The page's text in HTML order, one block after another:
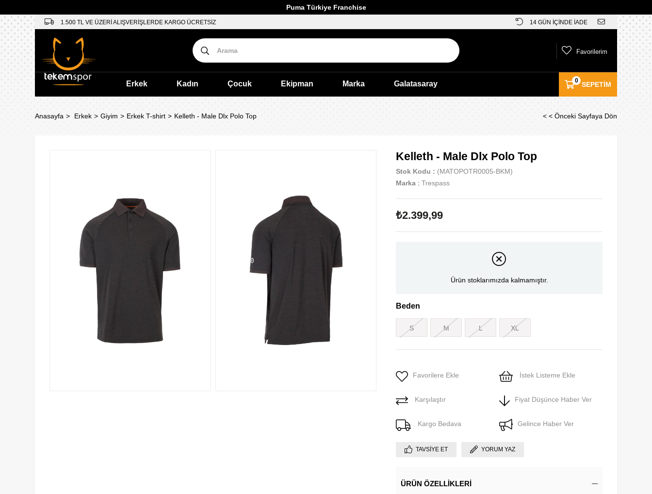
Puma Türkiye Franchise
1.500 TL VE ÜZERİ ALIŞVERİŞLERDE KARGO ÜCRETSİZ 14 GÜN İÇİNDE İADE
SEPETIM
0
Favorilerim
Erkek Kadın Çocuk Ekipman Marka Galatasaray
Anasayfa Erkek Giyim Erkek T-shirt Kelleth - Male Dlx Polo Top < < Önceki Sayfaya Dön
Kelleth - Male Dlx Polo Top
Stok Kodu
(MATOPOTR0005-BKM)
Marka : Trespass
₺2.399,99
Ürün stoklarımızda kalmamıştır.
Beden
S M L XL
Favorilere Ekle İstek Listeme Ekle
Karşılaştır Fiyat Düşünce Haber Ver
Kargo Bedava Gelince Haber Ver
TAVSIYE ET YORUM YAZ
ÜRÜN ÖZELLIKLERI